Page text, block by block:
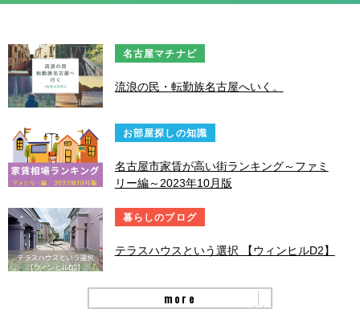
名古屋マチナビ
流浪の民・転勤族名古屋へいく。
お部屋探しの知識
名古屋市家賃が高い街ランキング～ファミ
リー編～2023年10月版
暮らしのブログ
テラスハウスという選択 【ウィンヒルD2】
more